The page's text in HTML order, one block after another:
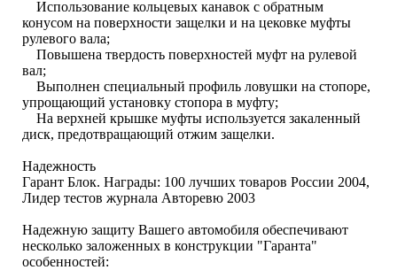
Использование кольцевых канавок с обратным
конусом на поверхности защелки и на цековке муфты
рулевого вала;
Повышена твердость поверхностей муфт на рулевой
вал;
Выполнен специальный профиль ловушки на стопоре,
упрощающий установку стопора в муфту;
На верхней крышке муфты используется закаленный
диск, предотвращающий отжим защелки.
Надежность
Гарант Блок. Награды: 100 лучших товаров России 2004,
Лидер тестов журнала Авторевю 2003
Надежную защиту Вашего автомобиля обеспечивают
несколько заложенных в конструкции "Гаранта"
особенностей: